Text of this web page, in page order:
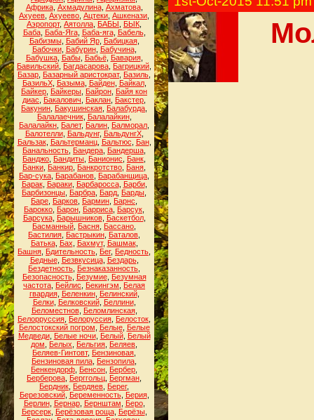
Африка, Ахмадулина, Ахматова,
Ахуеев Ахуеево Ацтеки Ашкенази
Аэропорт, Аятолла БАБЫ БЫК
Баба, Баба-Яга, Баба-яга, Бабель,
Бабизмы, Бабий Яр, Бабицкая,
Бабочки, Бабурин, Бабучина,
Бабушка, Бабы, Бабьё, Бавария,
Бавильский Багдасарова Багрицкий
Базар Базарный аристократ, Базиль
БазильХ, Базыма, Байден, Байкал,
Байкер Байкеры Байрон Байя кон
диас
Бакалович Баклан Бакстер
Бакунин Бакушинская Балабурда
Балалаечник, Балалайкин,
Балалайкн Балет, Балин Балморал
Балотелли, Бальдунг, БальдунгХ,
Бальзак, Бальтерманц, Бальтюс Бан,
Банальность Бандера Бандерша
Банджо Бандиты Банионис Банк
Банки Банкир Банкротство Баня
Бар-сука Барабанов Барабанщица
Барак, Бараки, Барбаросса, Барби,
Барбизонцы Барбра Бард Барды
Баре Барков Бармин Барнс
Барокко Барон Барриса Барсук
Барсука, Барышников, Баскетбол,
Басманный Басня Бассано
Бастилия Бастрыкин Баталов
Батька, Бах Бахмут, Башмак,
Башня Бдительность Бег, Бедность
Бедные, Безвкусица, Бездарь,
Бездетность Безнаказанность
Безопасность, Безумие, Безумная
частота Бейлис Бекингэм
Белая
гвардия, Беленкин, Белинский,
Белки, Белковский, Беллини,
Беломестнов, Беломлинская,
Белорруссия Белоруссия Белосток
Белостокский погром
Белые, Белые
Медведи, Белые ночи, Белый, Белый
дом
Белых Бельгия Беляев
Беляев-Гинтовт, Бензиновая
Бензиновая пила Бензопила
Бенкендорф Бенсон Бербер
Берберова Берггольц Бергман
Бердник Бердяев Берег,
Березовский, Беременность, Берия,
Берлин, Бернар, Бернштам Беро,
Берсерк, Берёзовая роща, Берёзы,